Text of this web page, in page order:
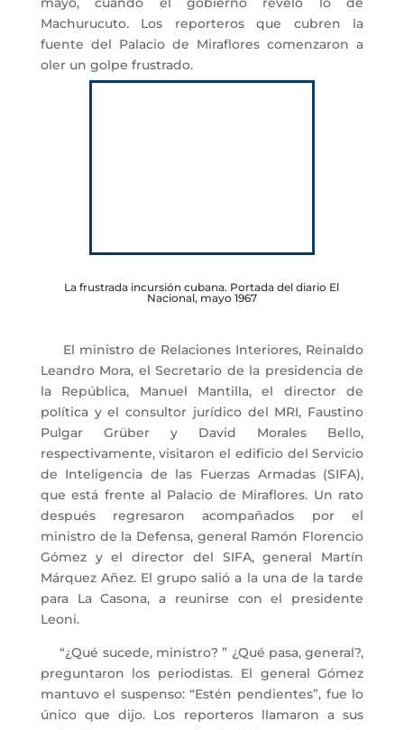
Machurucuto. Los reporteros que cubren la
fuente del Palacio de Miraflores comenzaron a
oler un golpe frustrado.
La frustrada incursión cubana. Portada del diario El
Nacional, mayo 1967
El ministro de Relaciones Interiores, Reinaldo
Leandro Mora, el Secretario de la presidencia de
la República, Manuel Mantilla, el director de
política y el consultor jurídico del MRI, Faustino
Pulgar Grüber y David Morales Bello,
respectivamente, visitaron el edificio del Servicio
de Inteligencia de las Fuerzas Armadas (SIFA),
que está frente al Palacio de Miraflores. Un rato
después regresaron acompañados por el
ministro de la Defensa, general Ramón Florencio
Gómez y el director del SIFA, general Martín
Márquez Añez. El grupo salió a la una de la tarde
para La Casona, a reunirse con el presidente
Leoni.
“¿Qué sucede, ministro? ” ¿Qué pasa, general?,
preguntaron los periodistas. El general Gómez
mantuvo el suspenso: “Estén pendientes”, fue lo
único que dijo. Los reporteros llamaron a sus